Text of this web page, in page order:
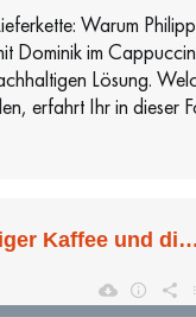
Warum
Dominik im
Lösung.
erfahrt Ihr in dieser